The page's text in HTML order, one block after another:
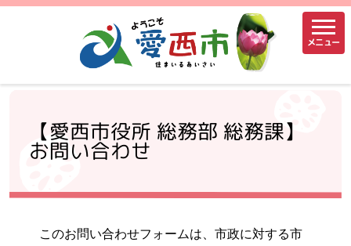
メニュー
【愛西市役所 総務部 総務課】
お問い合わせ
このお問い合わせフォームは、市政に対する市